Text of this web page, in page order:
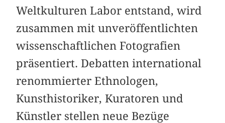
Weltkulturen Labor entstand, wird
zusammen mit unveröffentlichten
wissenschaftlichen Fotografien
präsentiert. Debatten international
renommierter Ethnologen,
Kunsthistoriker, Kuratoren und
Künstler stellen neue Bezüge